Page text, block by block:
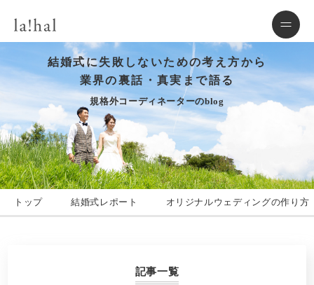
結婚式に失敗しないための考え方から
業界の裏話・真実まで語る
規格外コーディネーターのblog
トップ 結婚式レポート オリジナルウェディングの作り方
記事一覧